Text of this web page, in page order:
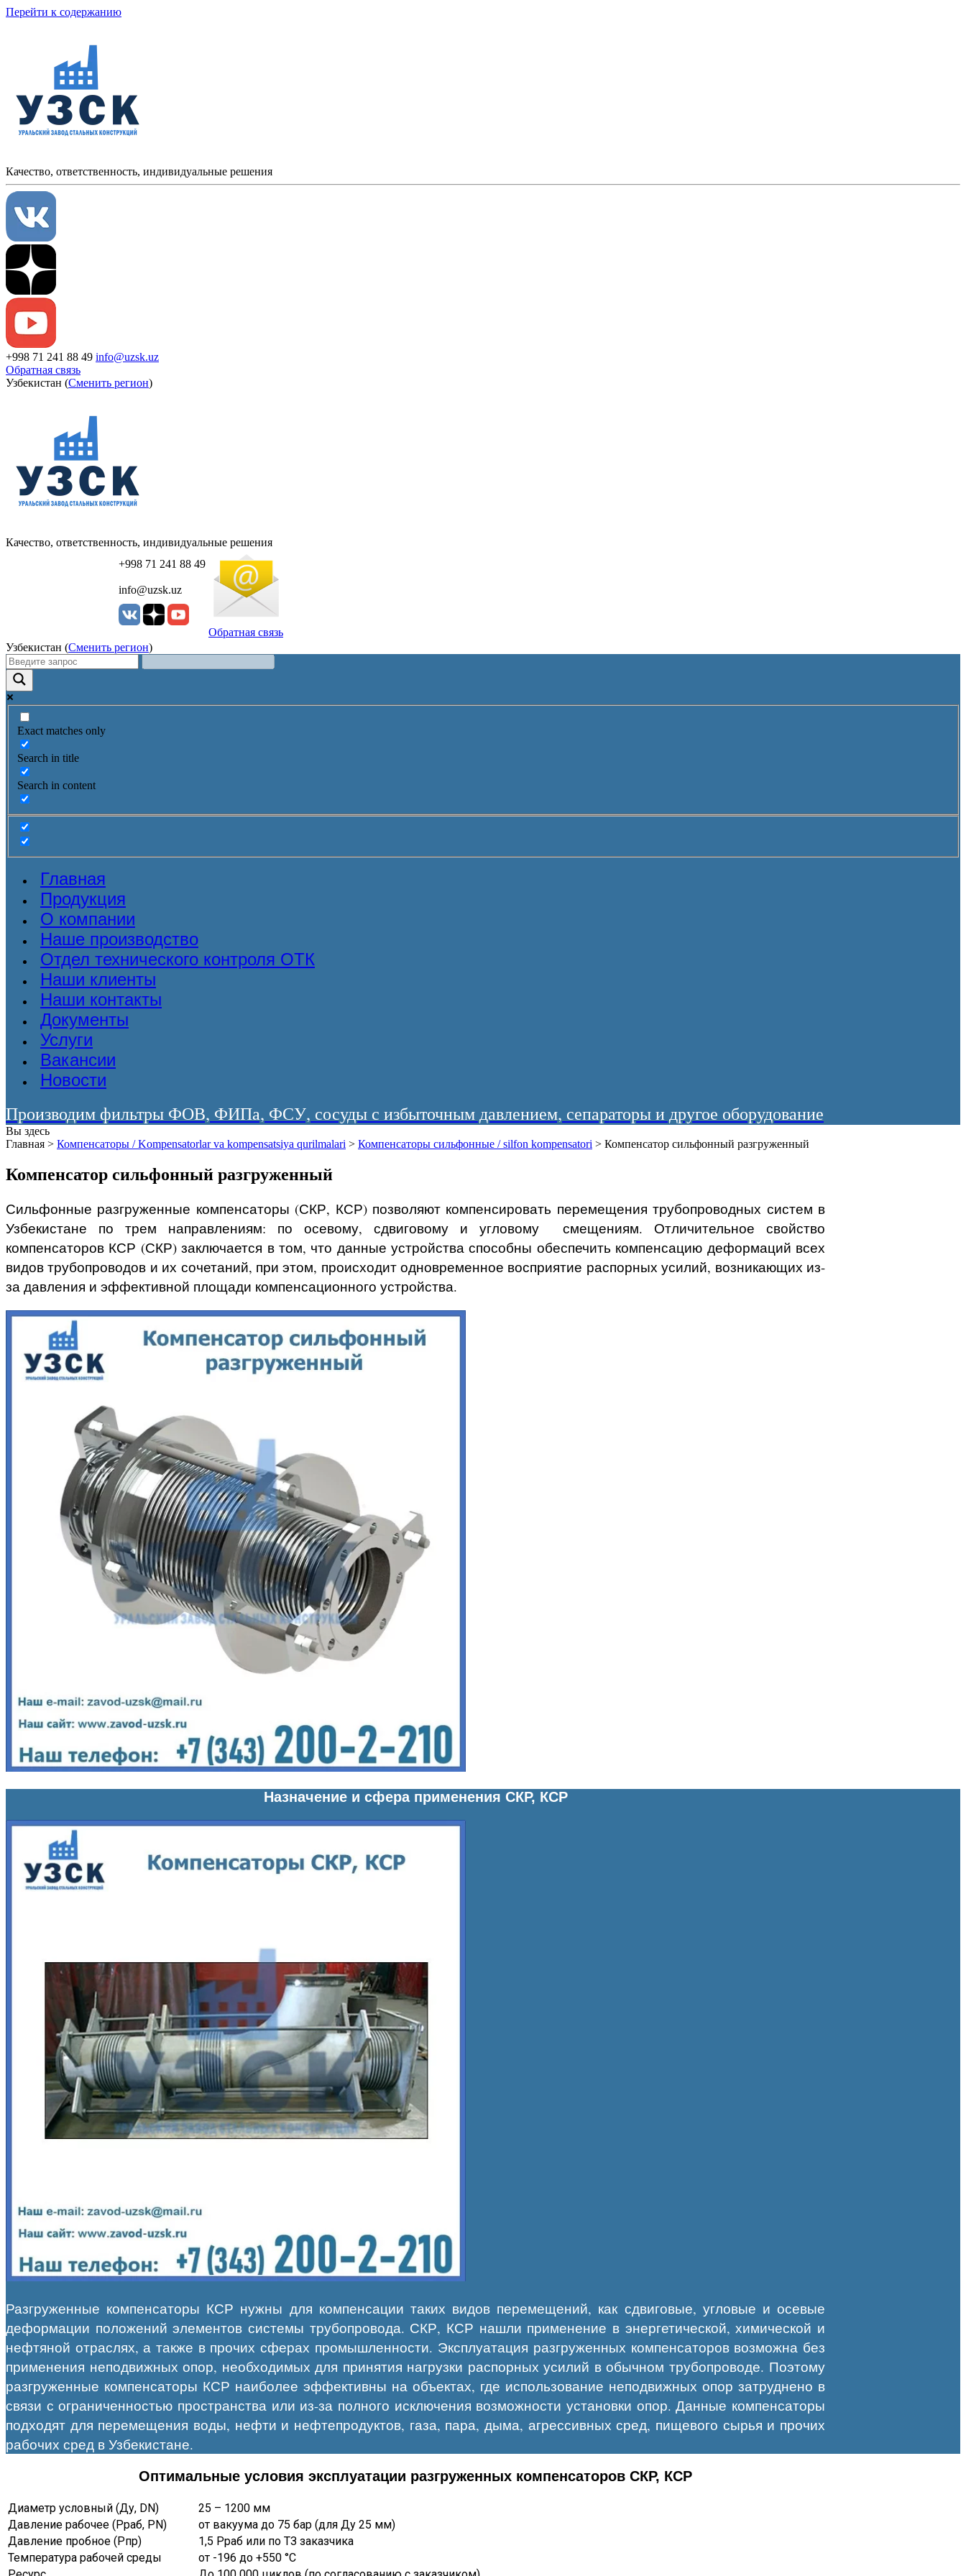
Перейти к содержанию
Качество, ответственность, индивидуальные решения
+998 71 241 88 49 info@uzsk.uz
Обратная связь
Узбекистан (Сменить регион)
Качество, ответственность, индивидуальные решения
+998 71 241 88 49
info@uzsk.uz
Обратная связь
Узбекистан (Сменить регион)
Exact matches only
Search in title
Search in content
Главная
Продукция
О компании
Наше производство
Отдел технического контроля ОТК
Наши клиенты
Наши контакты
Документы
Услуги
Вакансии
Новости
Производим фильтры ФОВ, ФИПа, ФСУ, сосуды с избыточным давлением, сепараторы и другое оборудование
Вы здесь
Главная > Компенсаторы / Kompensatorlar va kompensatsiya qurilmalari > Компенсаторы сильфонные / silfon kompensatori > Компенсатор сильфонный разгруженный
Компенсатор сильфонный разгруженный
Сильфонные разгруженные компенсаторы (СКР, КСР) позволяют компенсировать перемещения трубопроводных систем в
Узбекистане по трем направлениям: по осевому, сдвиговому и угловому смещениям. Отличительное свойство
компенсаторов КСР (СКР) заключается в том, что данные устройства способны обеспечить компенсацию деформаций всех
видов трубопроводов и их сочетаний, при этом, происходит одновременное восприятие распорных усилий, возникающих из-
за давления и эффективной площади компенсационного устройства.
Назначение и сфера применения СКР, КСР
Разгруженные компенсаторы КСР нужны для компенсации таких видов перемещений, как сдвиговые, угловые и осевые
деформации положений элементов системы трубопровода. СКР, КСР нашли применение в энергетической, химической и
нефтяной отраслях, а также в прочих сферах промышленности. Эксплуатация разгруженных компенсаторов возможна без
применения неподвижных опор, необходимых для принятия нагрузки распорных усилий в обычном трубопроводе. Поэтому
разгруженные компенсаторы КСР наиболее эффективны на объектах, где использование неподвижных опор затруднено в
связи с ограниченностью пространства или из-за полного исключения возможности установки опор. Данные компенсаторы
подходят для перемещения воды, нефти и нефтепродуктов, газа, пара, дыма, агрессивных сред, пищевого сырья и прочих
рабочих сред в Узбекистане.
Оптимальные условия эксплуатации разгруженных компенсаторов СКР, КСР
Диаметр условный (Ду, DN)
25 – 1200 мм
Давление рабочее (Рраб, PN)
от вакуума до 75 бар (для Ду 25 мм)
Давление пробное (Рпр)
1,5 Рраб или по ТЗ заказчика
Температура рабочей среды
от -196 до +550 °С